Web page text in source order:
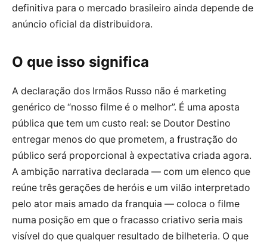
definitiva para o mercado brasileiro ainda depende de
anúncio oficial da distribuidora.
O que isso significa
A declaração dos Irmãos Russo não é marketing
genérico de “nosso filme é o melhor”. É uma aposta
pública que tem um custo real: se Doutor Destino
entregar menos do que prometem, a frustração do
público será proporcional à expectativa criada agora.
A ambição narrativa declarada — com um elenco que
reúne três gerações de heróis e um vilão interpretado
pelo ator mais amado da franquia — coloca o filme
numa posição em que o fracasso criativo seria mais
visível do que qualquer resultado de bilheteria. O que